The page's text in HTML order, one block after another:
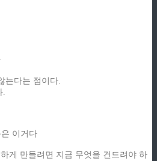
는다는 점이다.
.
이거다
게 만들려면 지금 무엇을 건드려야 하